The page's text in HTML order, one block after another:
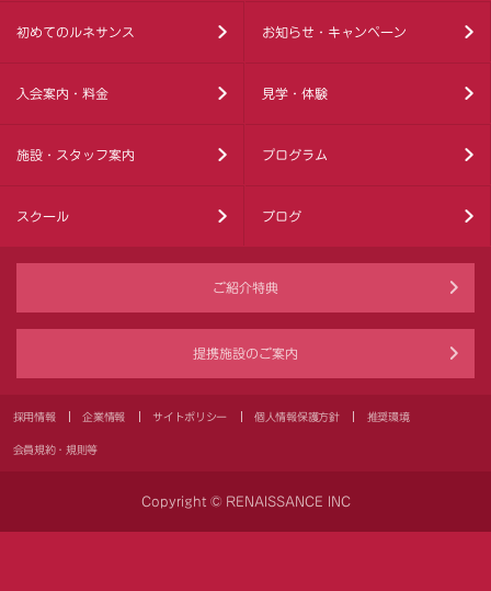
初めてのルネサンス お知らせ・キャンペーン
入会案内・料金 見学・体験
施設・スタッフ案内 プログラム
スクール ブログ
ご紹介特典
提携施設のご案内
採用情報 企業情報 サイトポリシー 個人情報保護方針 推奨環境
会員規約・規則等
Copyright © RENAISSANCE INC